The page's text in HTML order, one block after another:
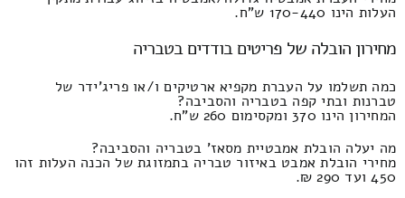
העלות הינו 170-440 ש"ח.
מחירון הובלה של פריטים בודדים בטבריה
כמה תשלמו על העברת מקפיא ארטיקים ו/או פריג'ידר של
טברנות ובתי קפה בטבריה והסביבה?
המחירון הינו 370 ומקסימום 260 ש"ח.
מה יעלה הובלת אמבטיית מסאז' בטבריה והסביבה?
מחירי הובלת אמבט באיזור טבריה בתמזוגת של הכנה העלות זהו
450 ועד 290 ₪.